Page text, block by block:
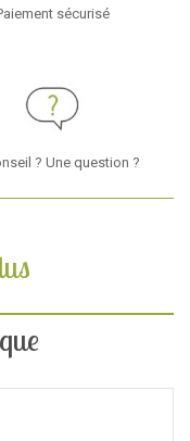
sécurisé
? Une question ?